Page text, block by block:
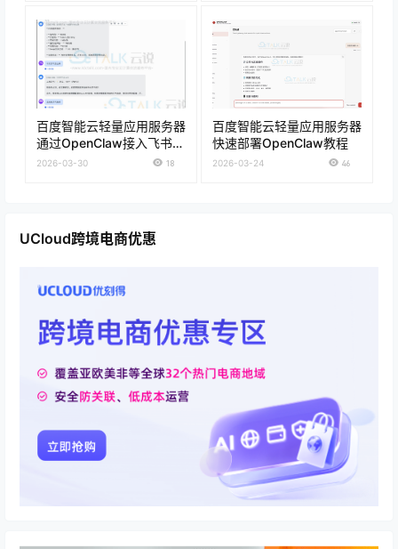
百度智能云轻量应用服务器
通过OpenClaw接入飞书教
程
2026-03-30 18
百度智能云轻量应用服务器
快速部署OpenClaw教程
2026-03-24 46
UCloud跨境电商优惠